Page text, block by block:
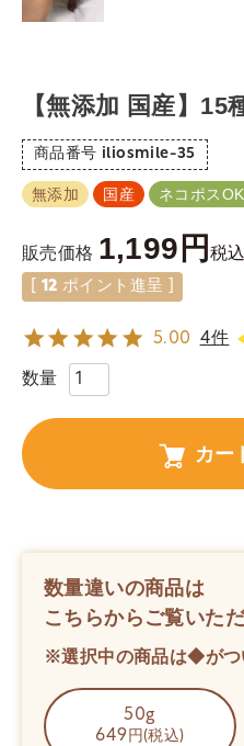
【無添加 国産】
商品番号 iliosmile-35
無添加 国産 ネコポス
販売価格 1,199 税込
12 ポイント進呈 ]
5.00 4件
カー
数量違いの商品は
こちらからご覧いただ
※選択中の商品は◆がつ
50g
649 円(税込)